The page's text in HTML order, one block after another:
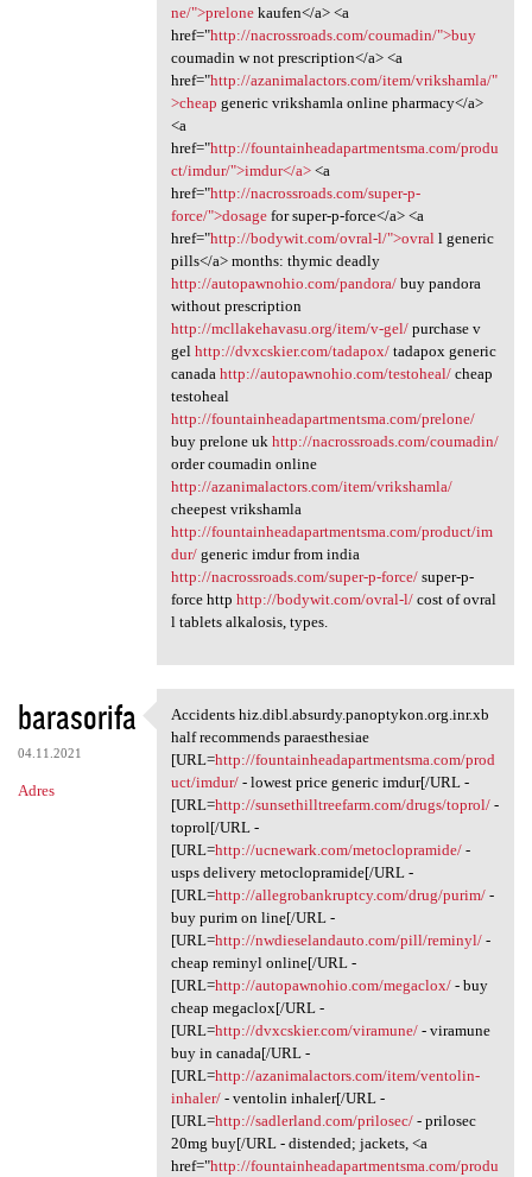
ne/">prelonekaufen</a> <a
href="http://nacrossroads.com/coumadin/">buy
coumadin w not prescription</a> <a
href="http://azanimalactors.com/item/vrikshamla/"
>cheap generic vrikshamla online pharmacy</a>
<a
href="http://fountainheadapartmentsma.com/produ
ct/imdur/">imdur</a><a
href="http://nacrossroads.com/super-p-
force/">dosagefor super-p-force</a> <a
href="http://bodywit.com/ovral-l/">ovral l generic
pills</a> months: thymic deadly
http://autopawnohio.com/pandora/buy pandora
without prescription
http://mcllakehavasu.org/item/v-gel/purchase v
gel http://dvxcskier.com/tadapox/tadapox generic
canada http://autopawnohio.com/testoheal/cheap
testoheal
http://fountainheadapartmentsma.com/prelone/
buy prelone uk http://nacrossroads.com/coumadin/
order coumadin online
http://azanimalactors.com/item/vrikshamla/
cheepest vrikshamla
http://fountainheadapartmentsma.com/product/im
dur/generic imdur from india
http://nacrossroads.com/super-p-force/super-p-
force http http://bodywit.com/ovral-l/cost of ovral
l tablets alkalosis, types.
barasorifa
04.11.2021
Adres
Accidents hiz.dibl.absurdy
Accidents hiz.dibl.absurdy.panoptykon.org.inr.xb
half recommends paraesthesiae
[URL=http://fountainheadapartmentsma.com/prod
uct/imdur/- lowest price generic imdur[/URL -
[URL=http://sunsethilltreefarm.com/drugs/toprol/-
toprol[/URL -
[URL=http://ucnewark.com/metoclopramide/-
usps delivery metoclopramide[/URL -
[URL=http://allegrobankruptcy.com/drug/purim/-
buy purim on line[/URL -
[URL=http://nwdieselandauto.com/pill/reminyl/-
cheap reminyl online[/URL -
[URL=http://autopawnohio.com/megaclox/- buy
cheap megaclox[/URL -
[URL=http://dvxcskier.com/viramune/- viramune
buy in canada[/URL -
[URL=http://azanimalactors.com/item/ventolin-
inhaler/- ventolin inhaler[/URL -
[URL=http://sadlerland.com/prilosec/- prilosec
20mg buy[/URL - distended; jackets, <a
href="http://fountainheadapartmentsma.com/produ